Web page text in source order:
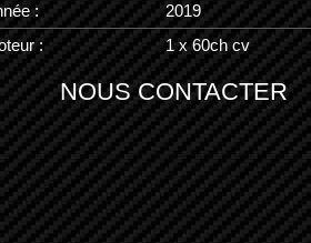
:
2019
:
1 x 60ch cv
NOUS CONTACTER